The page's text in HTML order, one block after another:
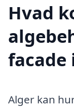
Hvad
facade
Alger kan